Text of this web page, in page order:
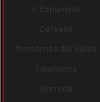
L´Espunyola
Cervelló
Montornès del Vallès
Talamanca
Borredà